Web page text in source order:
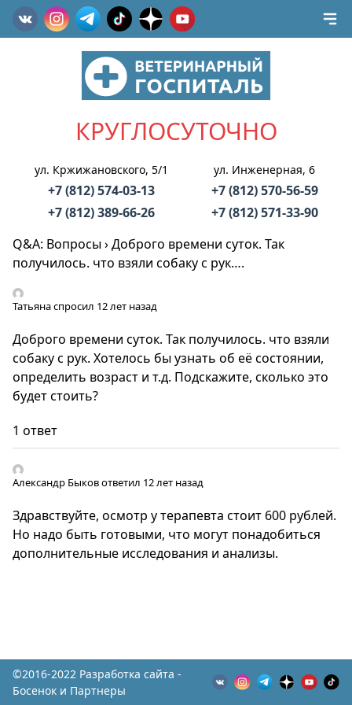
КРУГЛОСУТОЧНО
ул. Кржижановского, 5/1
+7 (812) 574-03-13
+7 (812) 389-66-26
ул. Инженерная, 6
+7 (812) 570-56-59
+7 (812) 571-33-90
Q&A: Вопросы›Доброго времени суток. Так
получилось. что взяли собаку с рук….
Татьянаспросил 12 лет назад
Доброго времени суток. Так получилось. что взяли
собаку с рук. Хотелось бы узнать об её состоянии,
определить возраст и т.д. Подскажите, сколько это
будет стоить?
1 ответ
Александр Быковответил 12 лет назад
Здравствуйте, осмотр у терапевта стоит 600 рублей.
Но надо быть готовыми, что могут понадобиться
дополнительные исследования и анализы.
©2016-2022 Разработка сайта -
Босенок и Партнеры